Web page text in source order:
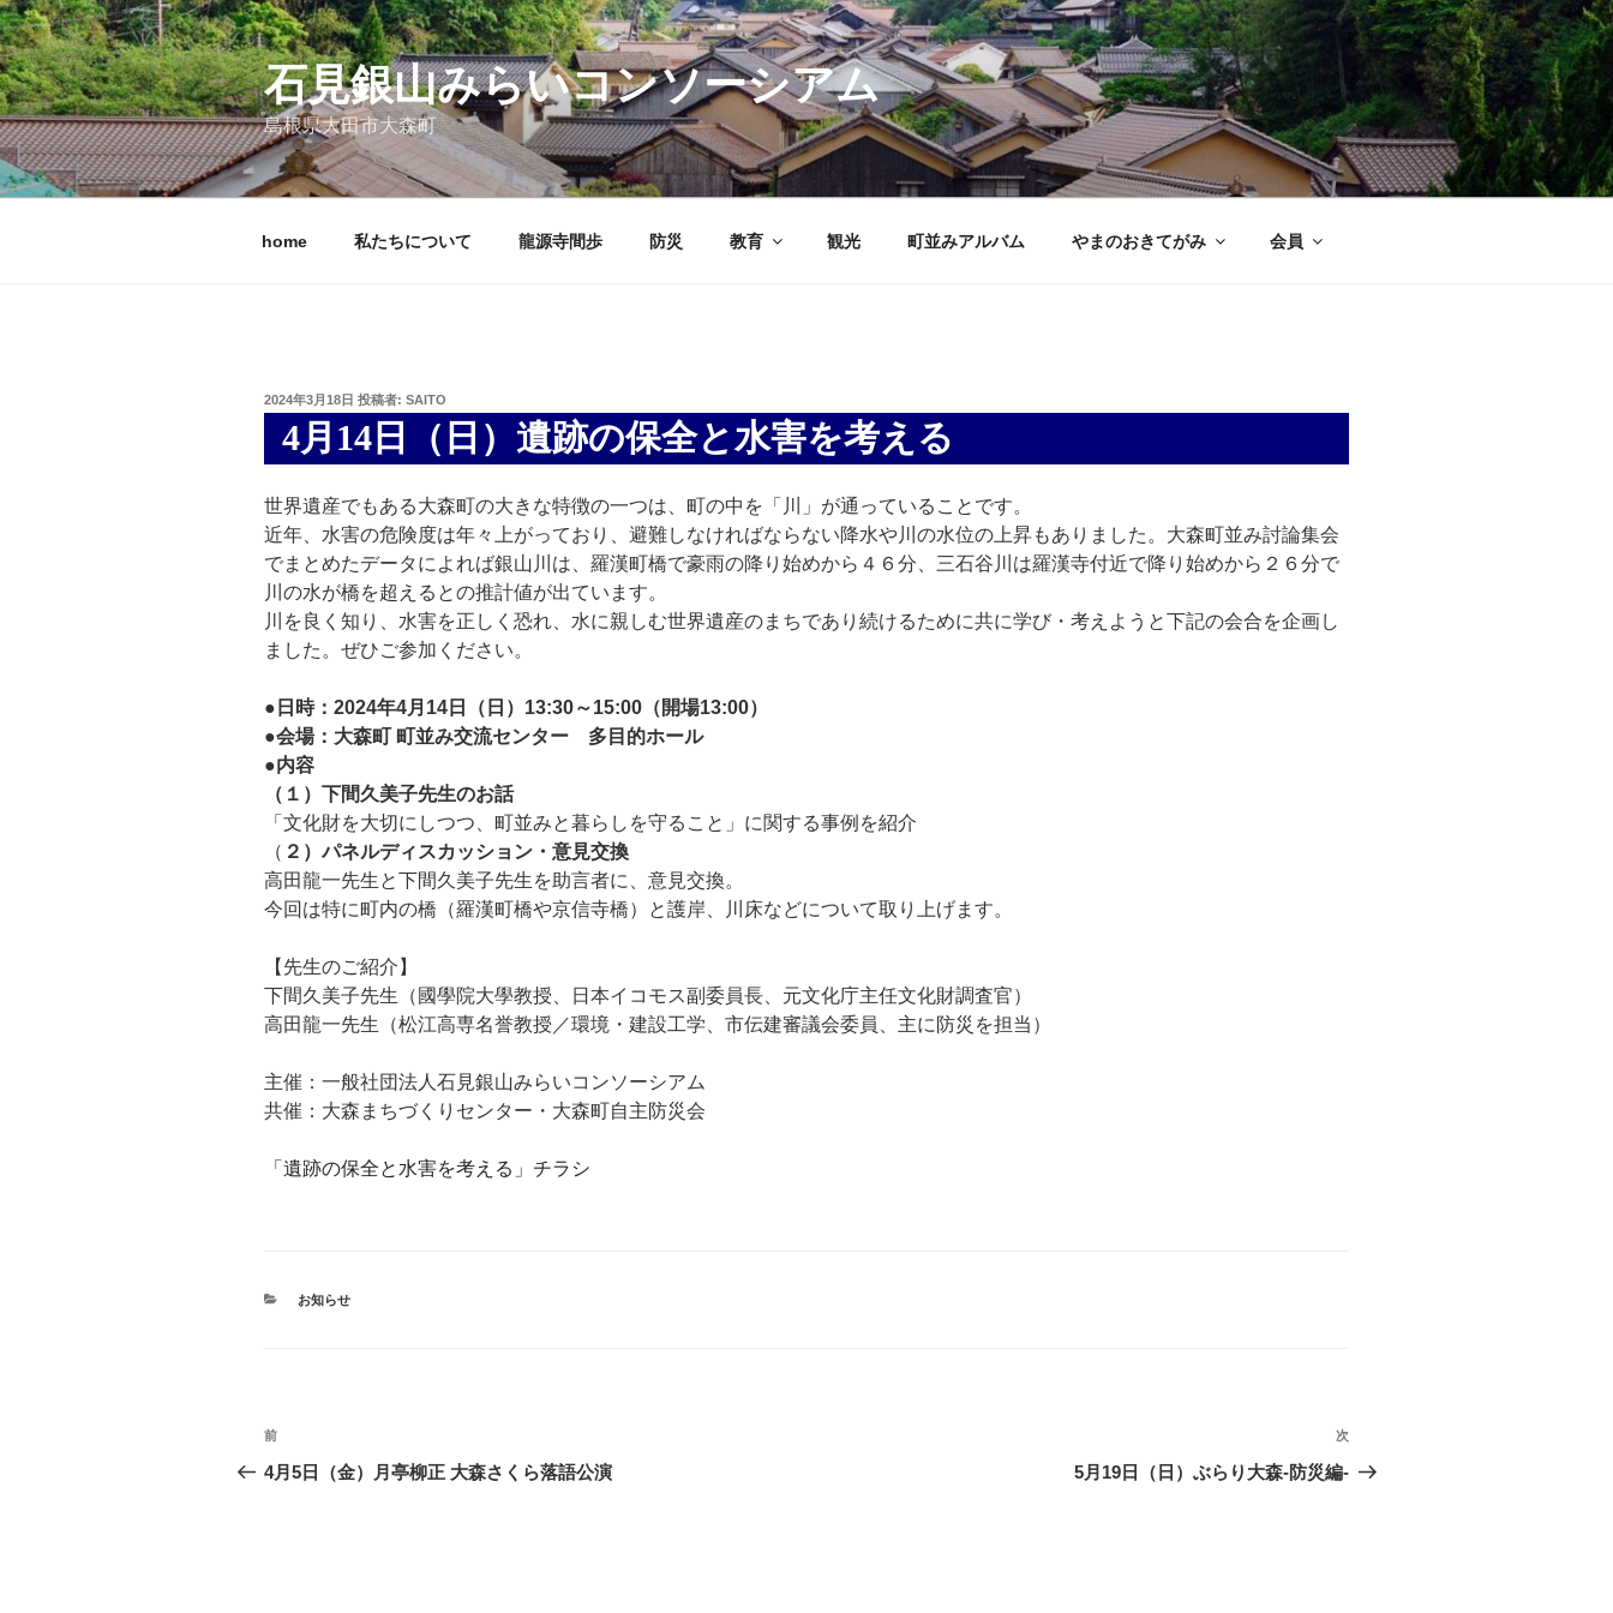
コ
ン
テ
ン
ツ
へ
ス
石見銀山みらいコンソーシアム
島根県大田市大森町
home 私たちについて 龍源寺間歩 防災 教育 観光 町並みアルバム やまのおきてがみ 会員
投
稿
2024年3月18日 投稿者: SAITO
4月14日（日）遺跡の保全と水害を考える
世界遺産でもある大森町の大きな特徴の一つは、町の中を「川」が通っていることです。
近年、水害の危険度は年々上がっており、避難しなければならない降水や川の水位の上昇もありました。大森町並み討論集会
でまとめたデータによれば銀山川は、羅漢町橋で豪雨の降り始めから４６分、三石谷川は羅漢寺付近で降り始めから２６分で
川の水が橋を超えるとの推計値が出ています。
川を良く知り、水害を正しく恐れ、水に親しむ世界遺産のまちであり続けるために共に学び・考えようと下記の会合を企画し
ました。ぜひご参加ください。
●日時：2024年4月14日（日）13:30～15:00（開場13:00）
●会場：大森町 町並み交流センター 多目的ホール
●内容
（１）下間久美子先生のお話
「文化財を大切にしつつ、町並みと暮らしを守ること」に関する事例を紹介
（ ２）パネルディスカッション・意見交換
高田龍一先生と下間久美子先生を助言者に、意見交換。
今回は特に町内の橋（羅漢町橋や京信寺橋）と護岸、川床などについて取り上げます。
【先生のご紹介】
下間久美子先生（國學院大學教授、日本イコモス副委員長、元文化庁主任文化財調査官）
高田龍一先生（松江高専名誉教授／環境・建設工学、市伝建審議会委員、主に防災を担当）
主催：一般社団法人石見銀山みらいコンソーシアム
共催：大森まちづくりセンター・大森町自主防災会
「遺跡の保全と水害を考える」チラシ
カ
お知らせ
投
稿
前
の
前
4月5日（金）月亭柳正 大森さくら落語公演
次
の
次
5月19日（日）ぶらり大森-防災編-